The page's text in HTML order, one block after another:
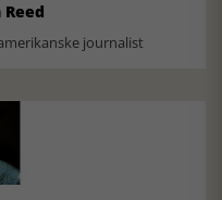
journalist